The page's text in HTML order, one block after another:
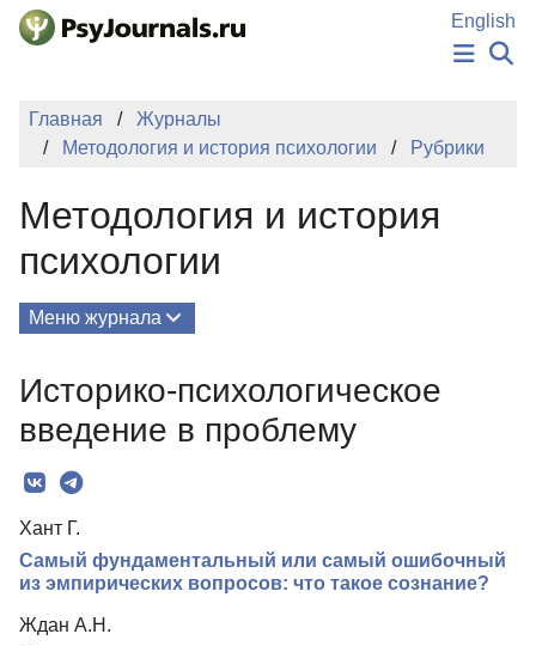
Перейти к основному содержанию
English
НОВОСТИ
АВТОРЫ
БАЗА ЗНАНИЙ
Регистрация
Главная
Журналы
Методология и история психологии
Рубрики
Методология и история
психологии
Меню журнала
О Журнале
Редколлегия
Рубрики
Подписка
Контакты
Историко-психологическое
введение в проблему
Хант Г.
Самый фундаментальный или самый ошибочный
из эмпирических вопросов: что такое сознание?
Ждан А.Н.